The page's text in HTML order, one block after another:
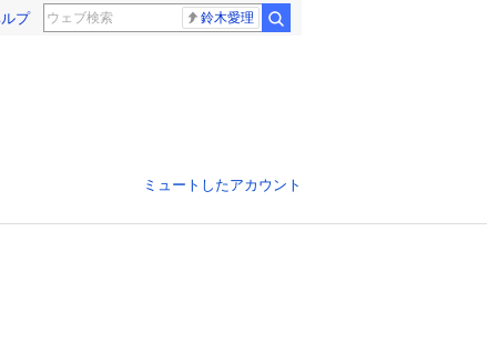
プ 鈴木愛理
ミュートしたアカウント